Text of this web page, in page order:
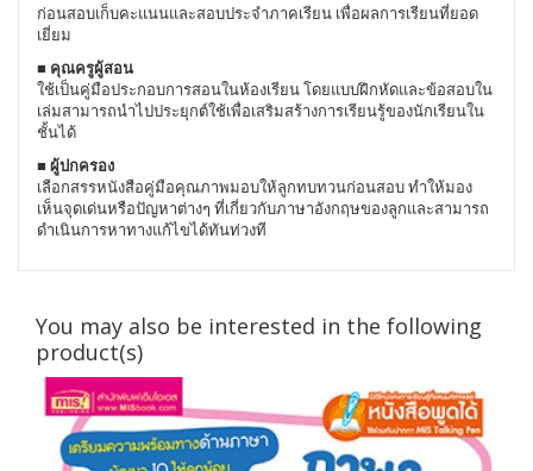
ก่อนสอบเก็บคะแนนและสอบประจำภาคเรียน เพื่อผลการเรียนที่ยอด
เยี่ยม
■ คุณครูผู้สอน
ใช้เป็นคู่มือประกอบการสอนในห้องเรียน โดยแบบฝึกหัดและข้อสอบใน
เล่มสามารถนำไปประยุกต์ใช้เพื่อเสริมสร้างการเรียนรู้ของนักเรียนใน
ชั้นได้
■ ผู้ปกครอง
เลือกสรรหนังสือคู่มือคุณภาพมอบให้ลูกทบทวนก่อนสอบ ทำให้มอง
เห็นจุดเด่นหรือปัญหาต่างๆ ที่เกี่ยวกับภาษาอังกฤษของลูกและสามารถ
ดำเนินการหาทางแก้ไขได้ทันท่วงที
You may also be interested in the following
product(s)